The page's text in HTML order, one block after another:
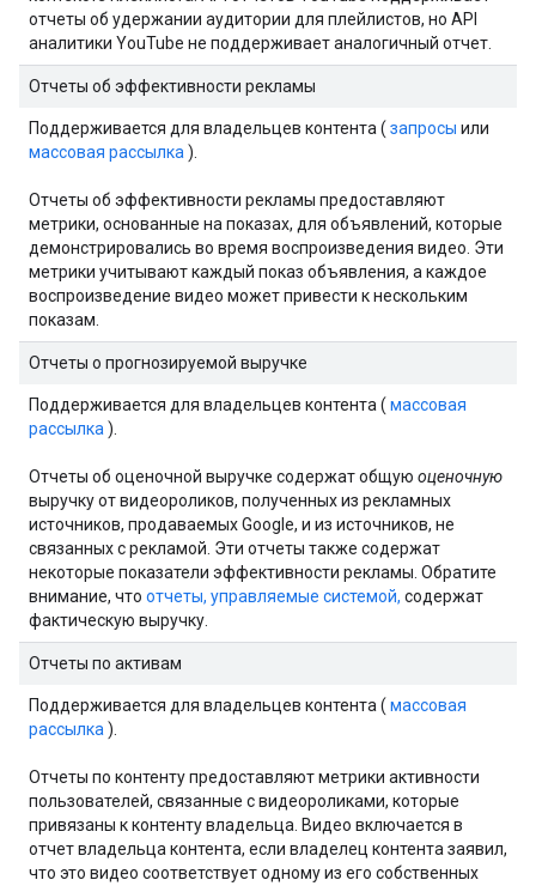
отчеты об удержании аудитории для плейлистов, но API
аналитики YouTube не поддерживает аналогичный отчет.
Отчеты об эффективности рекламы
Поддерживается для владельцев контента ( запросы или
массовая рассылка ).
Отчеты об эффективности рекламы предоставляют
метрики, основанные на показах, для объявлений, которые
демонстрировались во время воспроизведения видео. Эти
метрики учитывают каждый показ объявления, а каждое
воспроизведение видео может привести к нескольким
показам.
Отчеты о прогнозируемой выручке
Поддерживается для владельцев контента ( массовая
рассылка ).
Отчеты об оценочной выручке содержат общую оценочную
выручку от видеороликов, полученных из рекламных
источников, продаваемых Google, и из источников, не
связанных с рекламой. Эти отчеты также содержат
некоторые показатели эффективности рекламы. Обратите
внимание, что отчеты, управляемые системой, содержат
фактическую выручку.
Отчеты по активам
Поддерживается для владельцев контента ( массовая
рассылка ).
Отчеты по контенту предоставляют метрики активности
пользователей, связанные с видеороликами, которые
привязаны к контенту владельца. Видео включается в
отчет владельца контента, если владелец контента заявил,
что это видео соответствует одному из его собственных